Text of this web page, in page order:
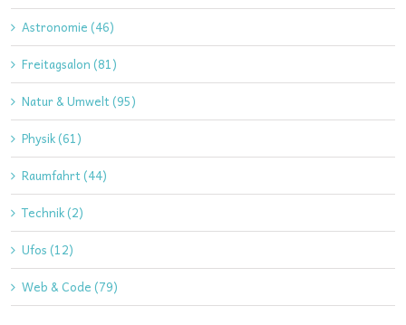
Astronomie (46)
Freitagsalon (81)
Natur & Umwelt (95)
Physik (61)
Raumfahrt (44)
Technik (2)
Ufos (12)
Web & Code (79)